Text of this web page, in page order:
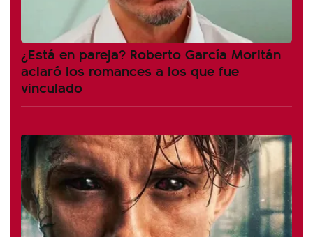
¿Está en pareja? Roberto García Moritán
aclaró los romances a los que fue
vinculado